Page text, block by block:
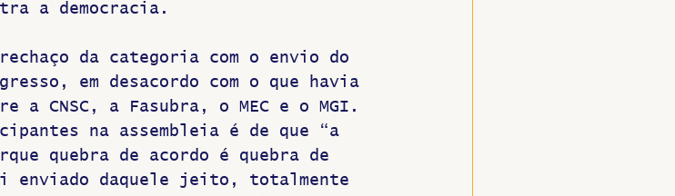
a democracia.
da categoria com o envio do
em desacordo com o que havia
a CNSC, a Fasubra, o MEC e o MGI.
na assembleia é de que “a
quebra de acordo é quebra de
enviado daquele jeito, totalmente